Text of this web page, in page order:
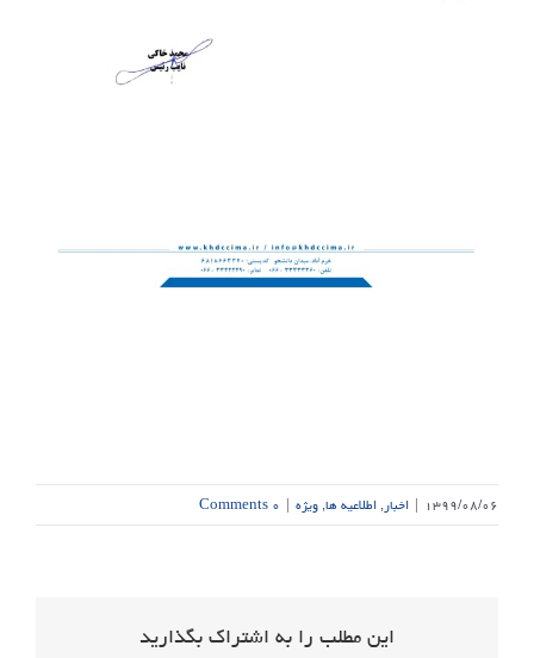
۱۳۹۹/۰۸/۰۶ | اخبار,اطلاعیه ها,ویژه | ۰ Comments
این مطلب را به اشتراک بگذارید